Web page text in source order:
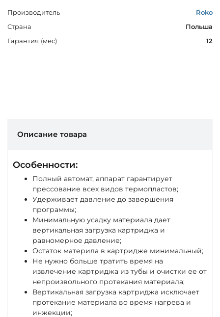
Производитель
Roko
Страна
Польша
Гарантия (мес)
12
Описание товара
Особенности:
Полный автомат, аппарат гарантирует
прессование всех видов термопластов;
Удерживает давление до завершения
программы;
Минимальную усадку материала дает
вертикальная загрузка картриджа и
равномерное давление;
Остаток материла в картридже минимальный;
Не нужно больше тратить время на
извлечение картриджа из тубы и очистки ее от
непроизвольного протекания материала;
Вертикальная загрузка картриджа исключает
протекание материала во время нагрева и
инжекции;